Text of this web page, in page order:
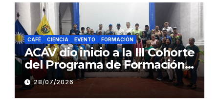
CAFÉ CIENCIA EVENTO FORMACIÓN
ACAV dio inicio a la III Cohorte
del Programa de Formación
en Producción y Manejo de
Sistemas Sustentables de
Café
28/07/2026